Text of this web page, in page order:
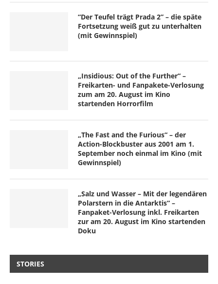
“Der Teufel trägt Prada 2” – die späte
Fortsetzung weiß gut zu unterhalten
(mit Gewinnspiel)
„Insidious: Out of the Further“ –
Freikarten- und Fanpakete-Verlosung
zum am 20. August im Kino
startenden Horrorfilm
„The Fast and the Furious“ – der
Action-Blockbuster aus 2001 am 1.
September noch einmal im Kino (mit
Gewinnspiel)
„Salz und Wasser – Mit der legendären
Polarstern in die Antarktis“ –
Fanpaket-Verlosung inkl. Freikarten
zur am 20. August im Kino startenden
Doku
STORIES